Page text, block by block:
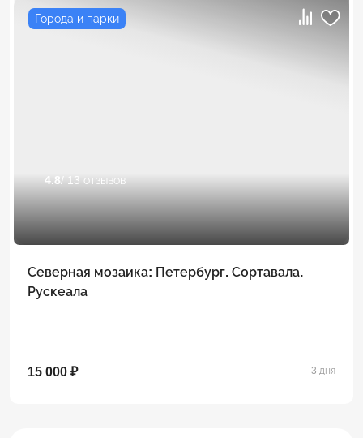
Города и парки
4.8/ 13 отзывов
Северная мозаика: Петербург. Сортавала.
Рускеала
15 000 ₽ 3 дня